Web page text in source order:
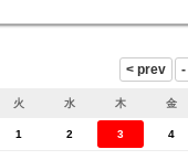
火 水 木 金
1 2 3 4